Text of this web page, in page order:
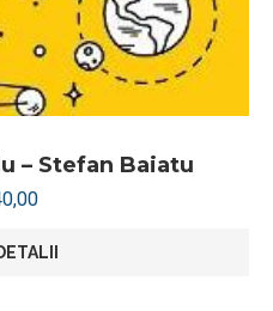
– Stefan Baiatu